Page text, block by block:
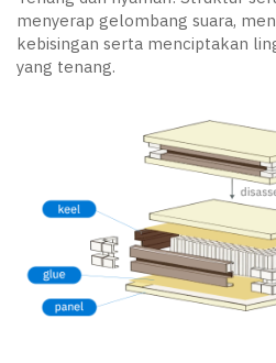
menyerap gelombang suara,
kebisingan serta menciptakan
yang tenang.